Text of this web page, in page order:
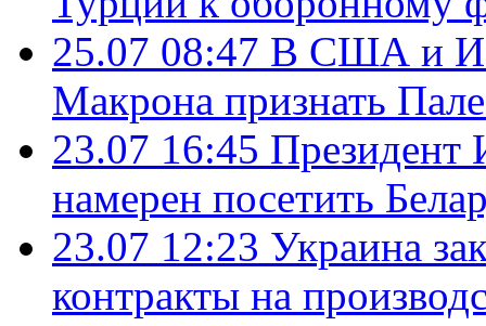
25.07 08:47 В США и
Макрона признать
23.07 16:45 Президент
намерен посетить
23.07 12:23 Украина
контракты на